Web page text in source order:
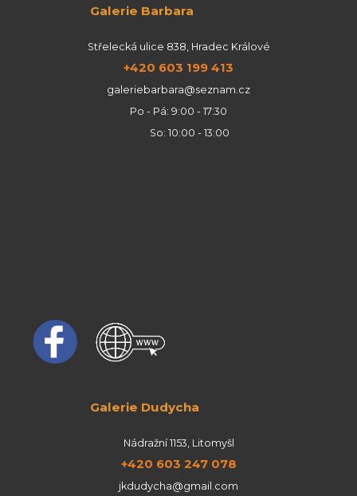
Galerie Barbara
Střelecká ulice 838, Hradec Králové
+420 603 199 413
galeriebarbara@seznam.cz
Po - Pá: 9:00 - 17:30
So: 10:00 - 13:00
Galerie Dudycha
Nádražní 1153, Litomyšl
+420 603 247 078
jkdudycha@gmail.com